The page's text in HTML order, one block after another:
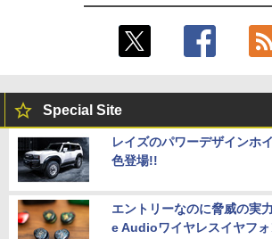
Special Site
レイズのパワーデザインホ
色登場!!
エントリーなのに脅威の実
e Audioワイヤレスイヤフ